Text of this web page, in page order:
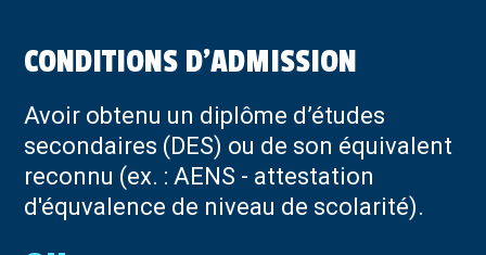
CONDITIONS D'ADMISSION
Avoir obtenu un diplôme d’études
secondaires (DES) ou de son équivalent
reconnu (ex. : AENS - attestation
d'équvalence de niveau de scolarité).